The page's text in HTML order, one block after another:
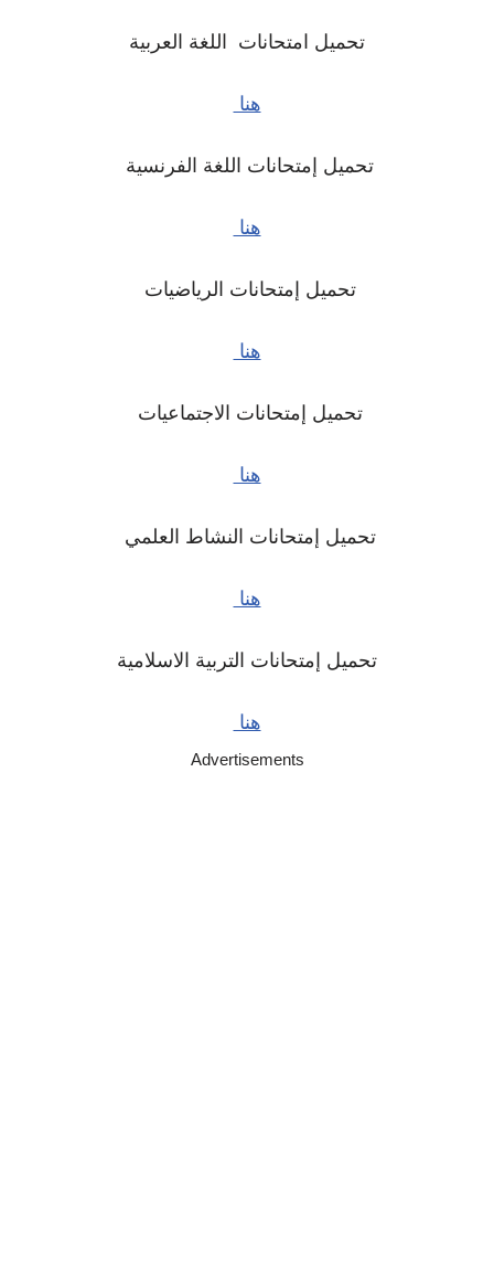
تحميل امتحانات اللغة العربية
هنا
تحميل إمتحانات اللغة الفرنسية
هنا
تحميل إمتحانات الرياضيات
هنا
تحميل إمتحانات الاجتماعيات
هنا
تحميل إمتحانات النشاط العلمي
هنا
تحميل إمتحانات التربية الاسلامية
هنا
Advertisements